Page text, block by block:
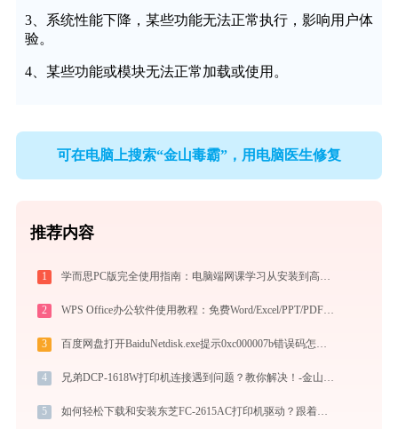
3、系统性能下降，某些功能无法正常执行，影响用户体
验。
4、某些功能或模块无法正常加载或使用。
可在电脑上搜索“金山毒霸”，用电脑医生修复
推荐内容
1 学而思PC版完全使用指南：电脑端网课学习从安装到高效上课（2026最新）
2 WPS Office办公软件使用教程：免费Word/Excel/PPT/PDF一站式高效办公套件
3 百度网盘打开BaiduNetdisk.exe提示0xc000007b错误码怎么办
4 兄弟DCP-1618W打印机连接遇到问题？教你解决！-金山毒霸
5 如何轻松下载和安装东芝FC-2615AC打印机驱动？跟着这篇指南走